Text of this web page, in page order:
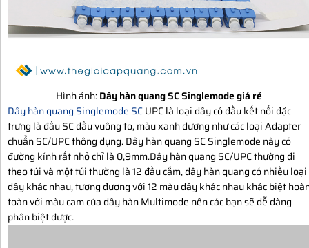
Hình ảnh:Dây hàn quang SC Singlemode giá rẻ
Dây hàn quang Singlemode SCUPC là loại dây có đầu kết nối đặc
trưng là đầu SC đầu vuông to, màu xanh dương như các loại Adapter
chuẩn SC/UPC thông dụng. Dây hàn quang SC Singlemode này có
đường kính rất nhỏ chỉ là 0,9mm.Dây hàn quang SC/UPC thường đi
theo túi và một túi thường là 12 đầu cắm, dây hàn quang có nhiều loại
dây khác nhau, tương đương với 12 màu dây khác nhau khác biệt
toàn với màu cam của dây hàn Multimode nên các bạn sẽ dễ dàng
phân biệt được.